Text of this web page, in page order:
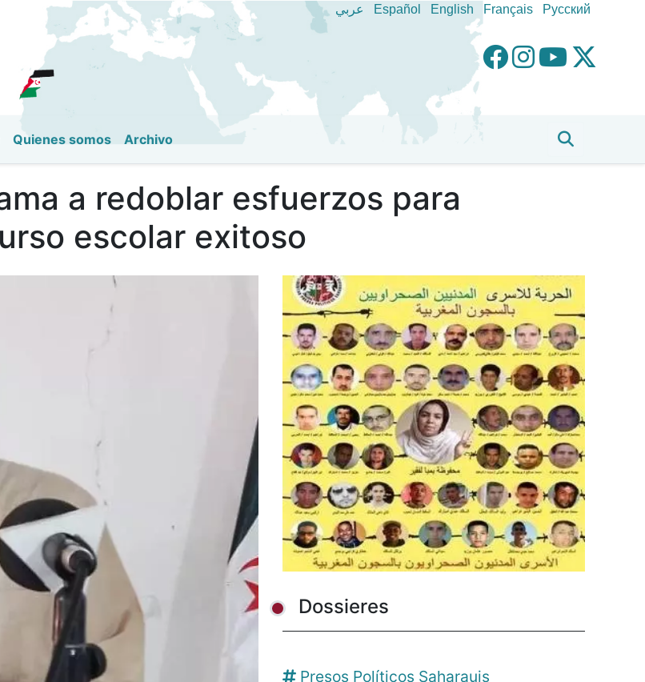
Pasar
al
contenido
عربي Español English Français Pусский
Quienes somos Archivo
a redoblar esfuerzos para
escolar exitoso
Dossieres
Presos Políticos Saharauis